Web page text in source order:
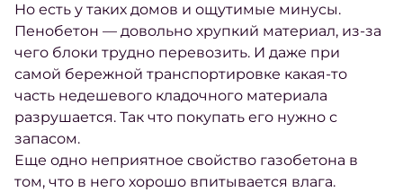
Но есть у таких домов и ощутимые минусы.
Пенобетон — довольно хрупкий материал, из-за
чего блоки трудно перевозить. И даже при
самой бережной транспортировке какая-то
часть недешевого кладочного материала
разрушается. Так что покупать его нужно с
запасом.
Еще одно неприятное свойство газобетона в
том, что в него хорошо впитывается влага.